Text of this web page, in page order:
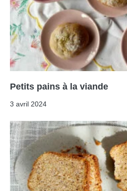
Petits pains à la viande
3 avril 2024